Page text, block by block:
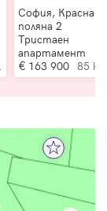
София, Красна
поляна 2
Тристаен
апартамент
163 900 85